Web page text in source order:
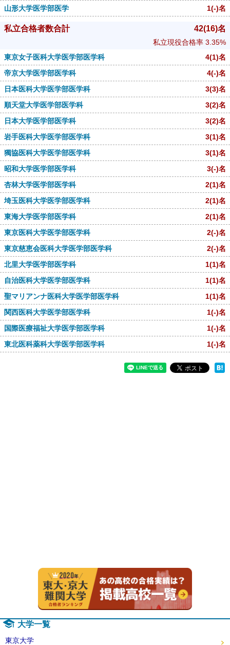
山形大学医学部医学 1(-)名
私立合格者数合計 42(16)名
私立現役合格率 3.35%
東京女子医科大学医学部医学科
4(1)名
帝京大学医学部医学科
4(-)名
日本医科大学医学部医学科
3(3)名
順天堂大学医学部医学科
3(2)名
日本大学医学部医学科
3(2)名
岩手医科大学医学部医学科
3(1)名
獨協医科大学医学部医学科
3(1)名
昭和大学医学部医学科
3(-)名
杏林大学医学部医学科
2(1)名
埼玉医科大学医学部医学科
2(1)名
東海大学医学部医学科
2(1)名
東京医科大学医学部医学科
2(-)名
東京慈恵会医科大学医学部医学科
2(-)名
北里大学医学部医学科
1(1)名
自治医科大学医学部医学科
1(1)名
聖マリアンナ医科大学医学部医学科
1(1)名
関西医科大学医学部医学科
1(-)名
国際医療福祉大学医学部医学科
1(-)名
東北医科薬科大学医学部医学科
1(-)名
大学一覧
東京大学